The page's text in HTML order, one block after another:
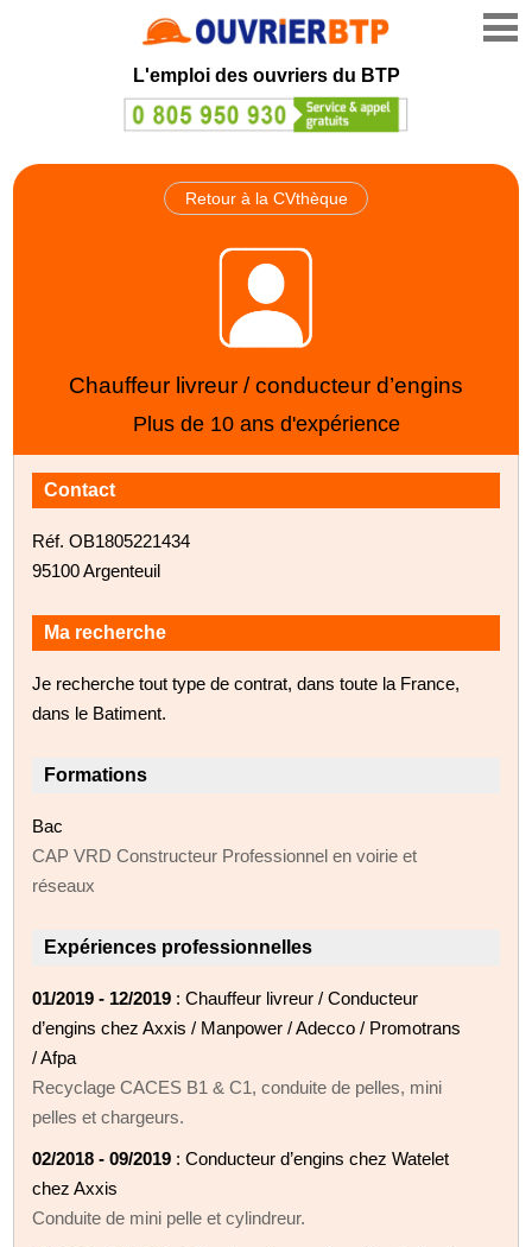
L'emploi des ouvriers du BTP
Retour à la CVthèque
Chauffeur livreur / conducteur d’engins
Plus de 10 ans d'expérience
Contact
Réf. OB1805221434
95100 Argenteuil
Ma recherche
Je recherche tout type de contrat, dans toute la France,
dans le Batiment.
Formations
Bac
CAP VRD Constructeur Professionnel en voirie et
réseaux
Expériences professionnelles
01/2019 - 12/2019 : Chauffeur livreur / Conducteur
d’engins chez Axxis / Manpower / Adecco / Promotrans
/ Afpa
Recyclage CACES B1 & C1, conduite de pelles, mini
pelles et chargeurs.
02/2018 - 09/2019 : Conducteur d’engins chez Watelet
chez Axxis
Conduite de mini pelle et cylindreur.